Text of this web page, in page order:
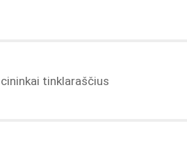
tinklaraščius